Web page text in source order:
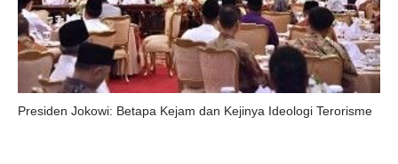
Presiden Jokowi: Betapa Kejam dan Kejinya Ideologi Terorisme